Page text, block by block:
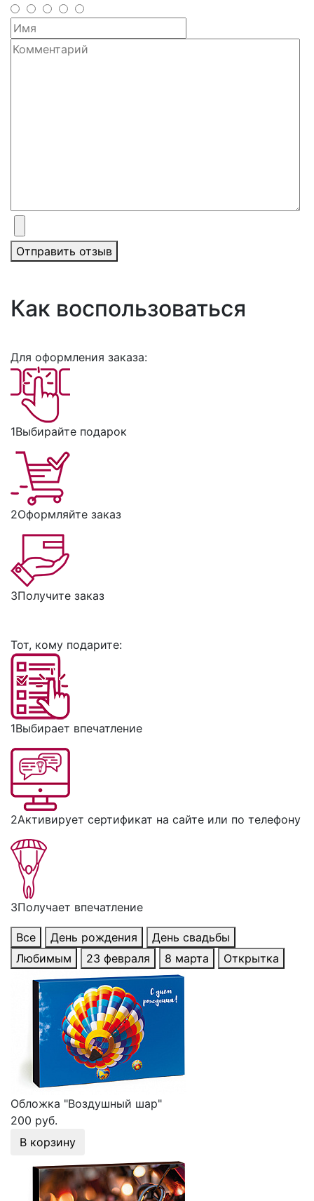
Отправить отзыв
Как воспользоваться
Для оформления заказа:
1Выбирайте подарок
2Оформляйте заказ
3Получите заказ
Тот, кому подарите:
1Выбирает впечатление
2Активирует сертификат на сайте или по телефону
3Получает впечатление
Все День рождения
День свадьбы
Любимым
23 февраля 8 марта Открытка
Обложка "Воздушный шар"
200 руб.
В корзину